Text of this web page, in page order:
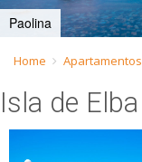
Paolina
Home Apartamentos
Isla de Elba